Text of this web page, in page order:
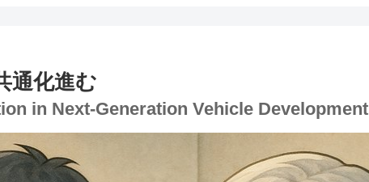
通化進む
in Next-Generation Vehicle Development